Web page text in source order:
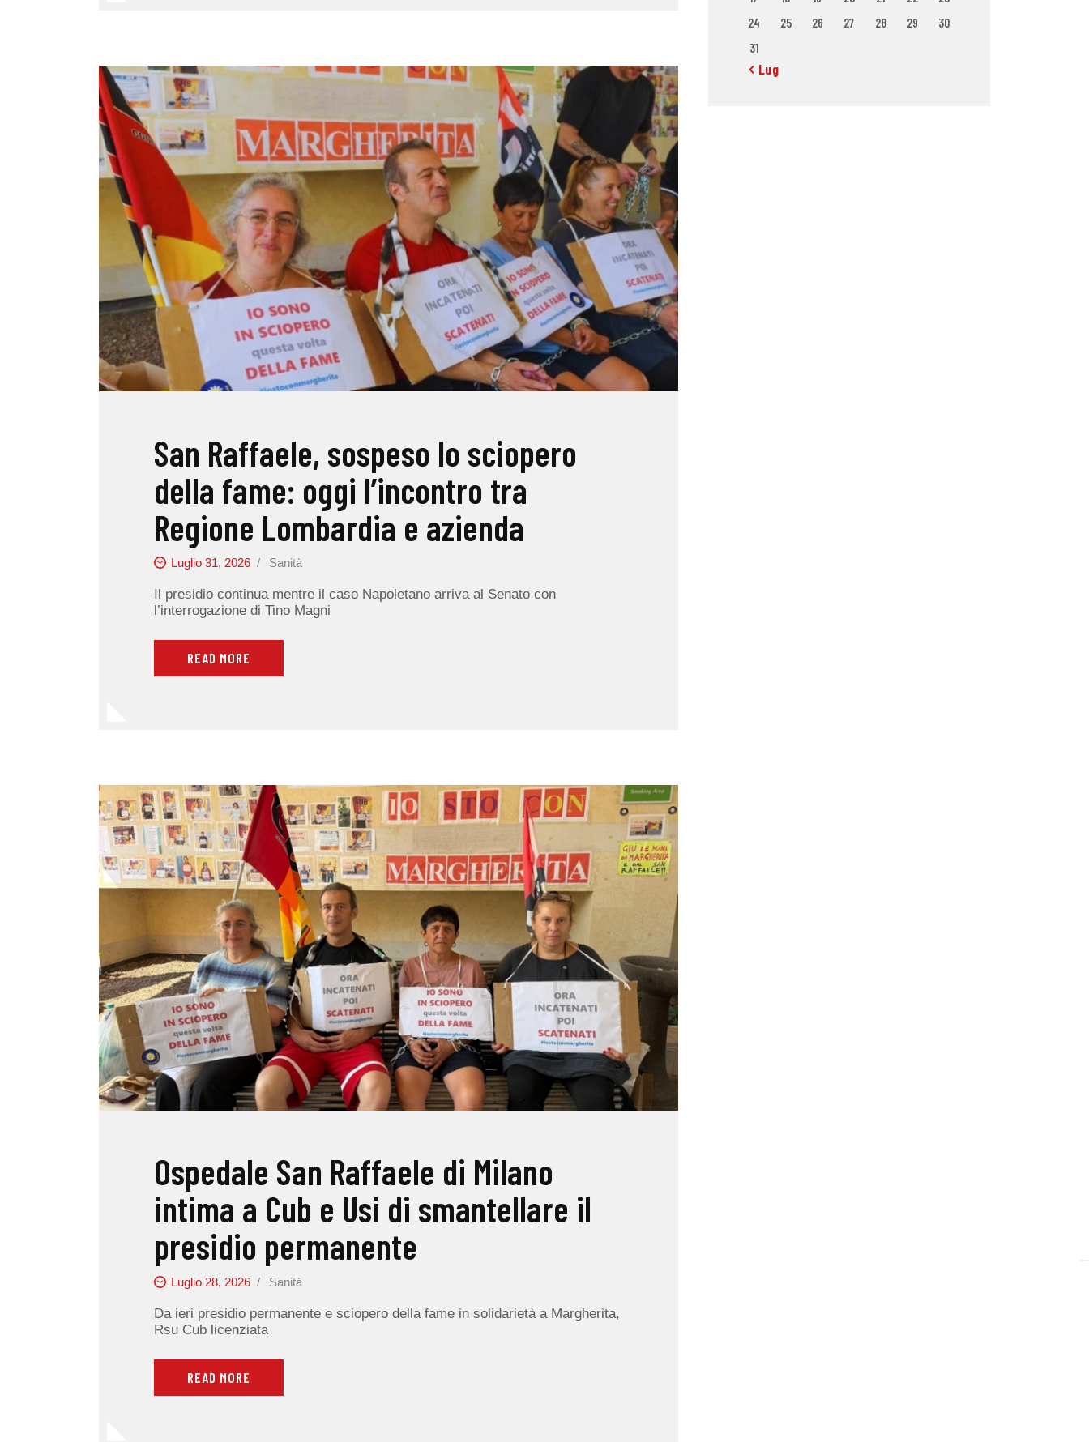
San Raffaele, sospeso lo sciopero
della fame: oggi l’incontro tra
Regione Lombardia e azienda
Luglio 31, 2026 Sanità
Il presidio continua mentre il caso Napoletano arriva al Senato con
l’interrogazione di Tino Magni
READ MORE
Ospedale San Raffaele di Milano
intima a Cub e Usi di smantellare il
presidio permanente
Luglio 28, 2026 Sanità
Da ieri presidio permanente e sciopero della fame in solidarietà a Margherita,
Rsu Cub licenziata
READ MORE
24
25 26 27 28 29
30
31
« Lug